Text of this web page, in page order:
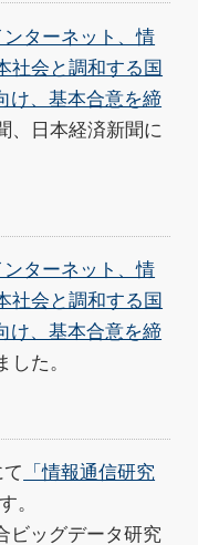
ンターネット、情
社会と調和する国
け、基本合意を締
、日本経済新聞に
ンターネット、情
社会と調和する国
け、基本合意を締
た。
「情報通信研究
。
ビッグデータ研究